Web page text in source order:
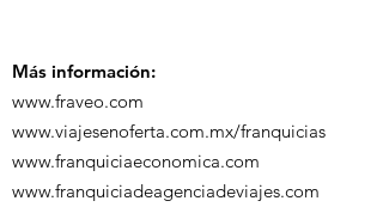
Más información:
www.fraveo.com
www.viajesenoferta.com.mx/franquicias
www.franquiciaeconomica.com
www.franquiciadeagenciadeviajes.com